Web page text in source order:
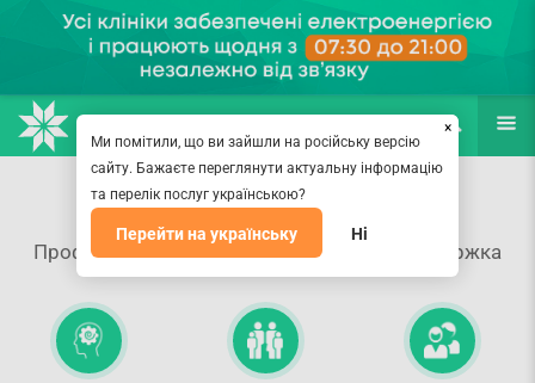
(067) 127-03-03
ПОИСК ЕЩЁ
Психолог в Киеве
Профессиональная психологическая поддержка
×
Ми помітили, що ви зайшли на російську версію
сайту. Бажаєте переглянути актуальну інформацію
та перелік послуг українською?
Перейти на українську Ні